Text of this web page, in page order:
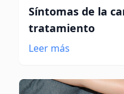
Síntomas de la
tratamiento
Leer más